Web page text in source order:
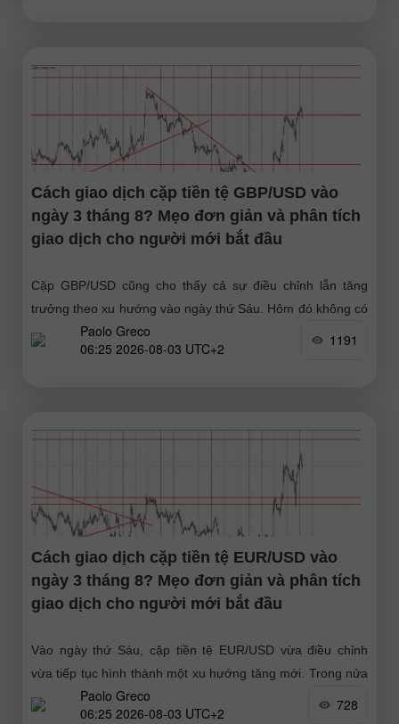
Cách giao dịch cặp tiền tệ GBP/USD vào
ngày 3 tháng 8? Mẹo đơn giản và phân tích
giao dịch cho người mới bắt đầu
Cặp GBP/USD cũng cho thấy cả sự điều chỉnh lẫn tăng
trưởng theo xu hướng vào ngày thứ Sáu. Hôm đó không có
sự kiện quan trọng
Paolo Greco
06:25 2026-08-03 UTC+2
1191
Cách giao dịch cặp tiền tệ EUR/USD vào
ngày 3 tháng 8? Mẹo đơn giản và phân tích
giao dịch cho người mới bắt đầu
Vào ngày thứ Sáu, cặp tiền tệ EUR/USD vừa điều chỉnh
vừa tiếp tục hình thành một xu hướng tăng mới. Trong nửa
đầu ngày, thị trường hứng chịu
Paolo Greco
06:25 2026-08-03 UTC+2
728